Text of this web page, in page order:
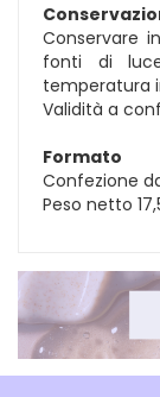
Conservare
fonti di
temperatura
Validità a
Formato
Confezione
Peso netto